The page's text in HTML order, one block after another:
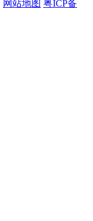
网站地图 粤ICP备